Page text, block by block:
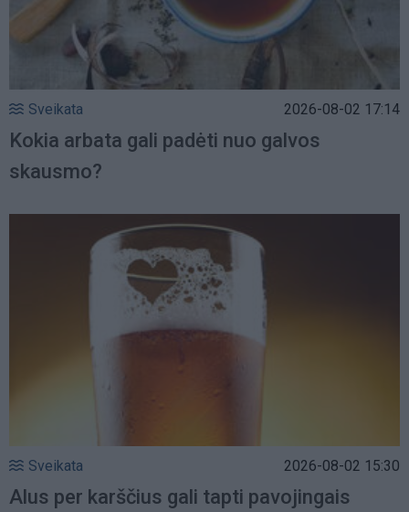
Sveikata 2026-08-02 17:14
Kokia arbata gali padėti nuo galvos
skausmo?
Sveikata 2026-08-02 15:30
Alus per karščius gali tapti pavojingais